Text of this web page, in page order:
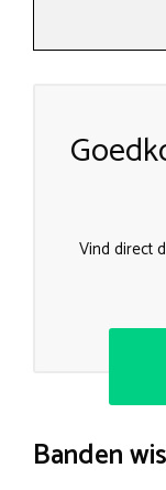
Vind direct
Banden